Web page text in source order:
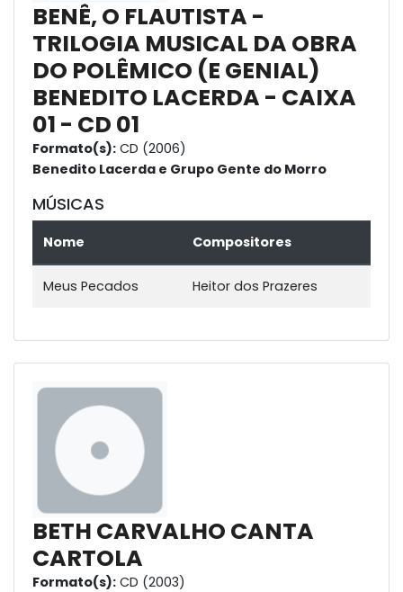
BENÊ, O FLAUTISTA -
TRILOGIA MUSICAL DA OBRA
DO POLÊMICO (E GENIAL)
BENEDITO LACERDA - CAIXA
01 - CD 01
Formato(s): CD (2006)
Benedito Lacerda e Grupo Gente do Morro
MÚSICAS
Nome Compositores
Meus Pecados Heitor dos Prazeres
BETH CARVALHO CANTA
CARTOLA
Formato(s): CD (2003)